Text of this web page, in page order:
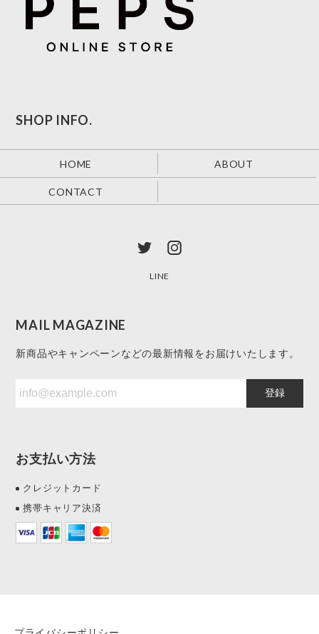
SHOP INFO.
HOME ABOUT
CONTACT
LINE
MAIL MAGAZINE
新商品やキャンペーンなどの最新情報をお届けいたします。
登録
お支払い方法
クレジットカード
携帯キャリア決済